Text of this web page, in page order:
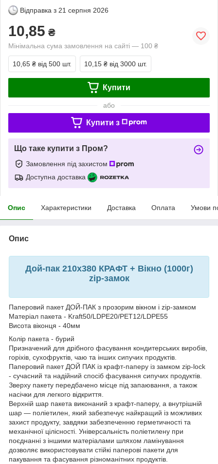
Відправка з 21 серпня 2026
10,85 ₴
Мінімальна сума замовлення на сайті — 100 ₴
10,65 ₴ від 500 шт. 10,15 ₴ від 3000 шт.
Купити
або
Купити з
Що таке купити з Пром?
Замовлення під захистом
Доступна доставка
Опис Характеристики Доставка Оплата Умови
Опис
Дой-пак 210х380 КРАФТ + Вікно (1000г)
zip-замок
Паперовий пакет ДОЙ-ПАК з прозорим вікном і zip-замком
Матеріал пакета - Kraft50/LDPE20/РЕТ12/LDPE55
Висота віконця - 40мм
Колір пакета - бурий
Призначений для дрібного фасування кондитерських виробів,
горіхів, сухофруктів, чаю та інших сипучих продуктів.
Паперовий пакет ДОЙ ПАК із крафт-паперу із замком zip-lock
- сучасний та надійний спосіб фасування сипучих продуктів.
Зверху пакету передбачено місце під запаювання, а також
насічки для легкого відкриття.
Верхній шар пакета виконаний з крафт-паперу, а внутрішній
шар ― поліетилен, який забезпечує найкращий із можливих
захист продукту, завдяки забезпеченню герметичності та
механічної цілісності. Універсальність поліетилену при
поєднанні з іншими матеріалами шляхом ламінування
дозволяє використовувати стійкі паперові пакети для
пакування та фасування різноманітних продуктів.